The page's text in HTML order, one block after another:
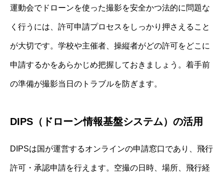
運動会でドローンを使った撮影を安全かつ法的に問題な
く行うには、許可申請プロセスをしっかり押さえること
が大切です。学校や主催者、操縦者がどの許可をどこに
申請するかをあらかじめ把握しておきましょう。着手前
の準備が撮影当日のトラブルを防ぎます。
DIPS（ドローン情報基盤システム）の活用
DIPSは国が運営するオンラインの申請窓口であり、飛行
許可・承認申請を行えます。空撮の日時、場所、飛行経